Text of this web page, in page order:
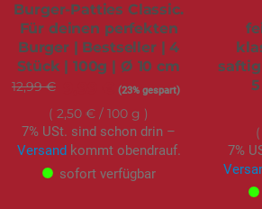
Burger-Patties Classic.
Für deinen perfekten
Burger | Bestseller | 4
Stück | 100g | Ø 10 cm
12,99 € Sonderangebot(23% gespart)
2,50 € / 100 g
7% USt. sind schon drin –
Versandkommt obendrauf.
sofort verfügbar
7%